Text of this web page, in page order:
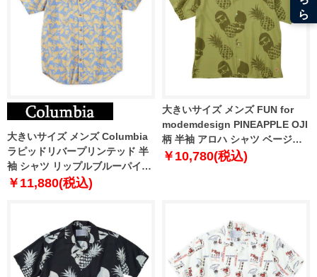
大きいサイズ メンズ Columbia
ラピッドリバープリンテッド 半
袖 シャツ リップルブルーパイン
1277-5210-2 1X 2X 3X 4X 5X 6X
￥11,880(税込)
大きいサイズ メンズ FUN for
modemdesign PINEAPPLE OJI
柄 半袖 アロハ シャツ ベージュ×
オリーブ 1277-5275-1 3L 4L 5L
￥10,780(税込)